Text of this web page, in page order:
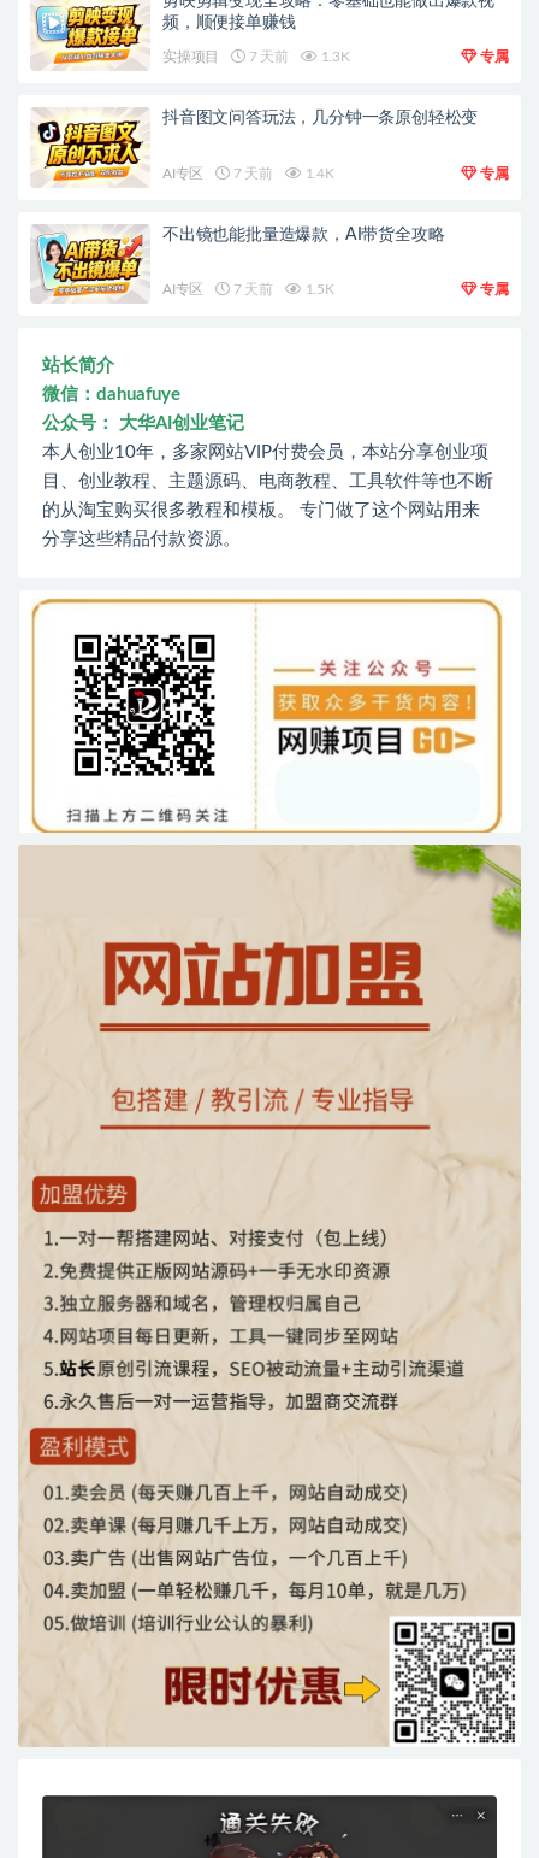
频，顺便接单赚钱
实操项目 7 天前 1.3K 专属
抖音图文问答玩法，几分钟一条原创轻松变
AI专区 7 天前 1.4K 专属
不出镜也能批量造爆款，AI带货全攻略
AI专区 7 天前 1.5K 专属
站长简介
微信：dahuafuye
公众号： 大华AI创业笔记
本人创业10年，多家网站VIP付费会员，本站分享创业项
目、创业教程、主题源码、电商教程、工具软件等也不断
的从淘宝购买很多教程和模板。 专门做了这个网站用来
分享这些精品付款资源。